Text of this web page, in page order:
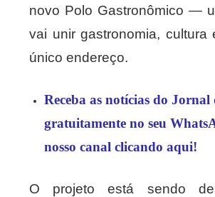
novo Polo Gastronômico —
vai unir gastronomia, cultura
único endereço.
Receba as notícias do
gratuitamente no seu
nosso canal clicando aqui!
O projeto está sendo